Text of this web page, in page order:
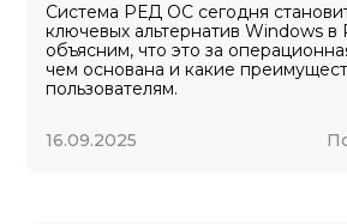
Система РЕД ОС сегодня
ключевых альтернатив Windows
объясним, что это за
чем основана и какие
пользователям.
16.09.2025